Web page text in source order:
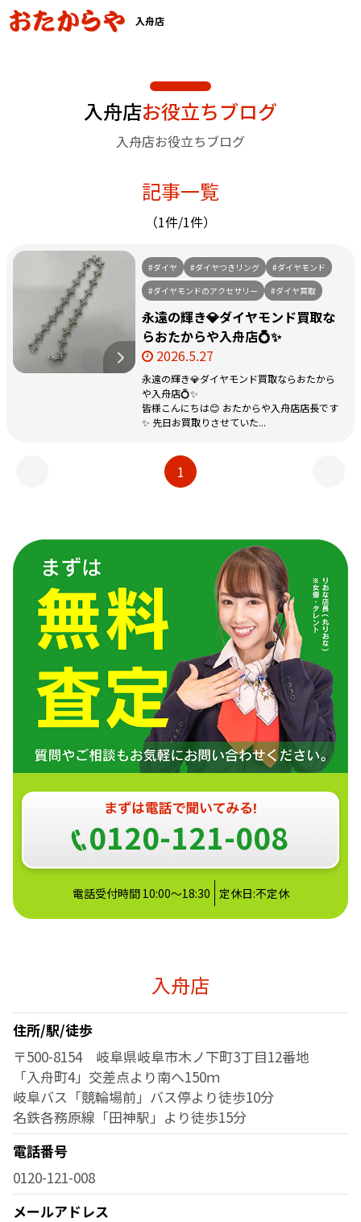
入舟店
入舟店お役立ちブログ
入舟店お役立ちブログ
記事一覧
（1件/1件）
#ダイヤ #ダイヤつきリング
#ダイヤモンド
#ダイヤモンドのアクセサリー
#ダイヤ買取
永遠の輝き💎ダイヤモンド買取な
らおたからや入舟店💍✨
2026.5.27
永遠の輝き💎ダイヤモンド買取ならおたから
や入舟店💍✨
皆様こんにちは😊 おたからや入舟店店長です
✨ 先日お買取りさせていた...
1
0120-121-008
電話受付時間 10:00～18:30 定休日:不定休
入舟店
住所/駅/徒歩
〒500-8154 岐阜県岐阜市木ノ下町3丁目12番地
「入舟町4」交差点より南へ150ｍ
岐阜バス「競輪場前」バス停より徒歩10分
名鉄各務原線「田神駅」より徒歩15分
電話番号
0120-121-008
メールアドレス